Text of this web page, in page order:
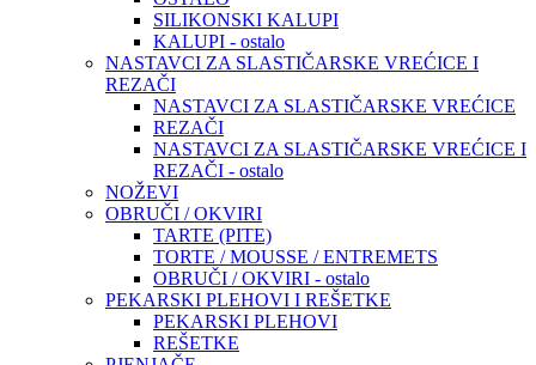
SILIKONSKI KALUPI
KALUPI - ostalo
NASTAVCI ZA SLASTIČARSKE VREĆICE I
REZAČI
NASTAVCI ZA SLASTIČARSKE VREĆICE
REZAČI
NASTAVCI ZA SLASTIČARSKE VREĆICE I
REZAČI - ostalo
NOŽEVI
OBRUČI / OKVIRI
TARTE (PITE)
TORTE / MOUSSE / ENTREMETS
OBRUČI / OKVIRI - ostalo
PEKARSKI PLEHOVI I REŠETKE
PEKARSKI PLEHOVI
REŠETKE